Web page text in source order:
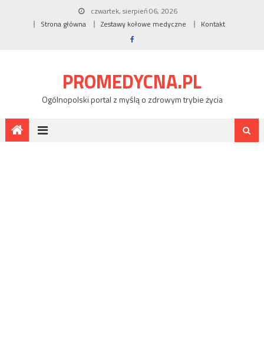
czwartek, sierpień 06, 2026
Strona główna
Zestawy kołowe medyczne Kontakt
PROMEDYCNA.PL
Ogólnopolski portal z myślą o zdrowym trybie życia